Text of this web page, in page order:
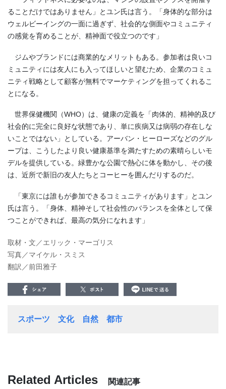
ることだけではありません」とユン氏は言う。「身体的な部分は
ウェルビーイングの一面に過ぎず、社会的な側面やコミュニティ
の感覚を育めることが、精神面で役立つのです」
ジムやブランドには商業的なメリットもある。参加者は良いコ
ミュニティには友人にも入ってほしいと望むため、企業のコミュ
ニティ戦略として顧客が無料でマーケティングを担ってくれるこ
とになる。
世界保健機関（WHO）は、健康の定義を「肉体的、精神的及び
社会的に完全に良好な状態であり、単に疾病又は病弱の存在しな
いことではない」としている。アーバン・ヒーローズなどのグル
ープは、こうしたより良い健康基準を満たすための素晴らしいモ
デルを提供している。緑豊かな公園で熱心に体を動かし、その後
は、近所で新旧の友人たちとコーヒーを囲んだりするのだ。
「東京には誰もが参加できるコミュニティがあります」とユン
氏は言う。「身体、精神そして社会性のバランスを全体として保
つことができれば、最高の気分になれます」
取材・文／エリック・マーゴリス
写真／マイケル・スミス
翻訳／前田雅子
スポーツ 文化 自然 都市
Related Articles 関連記事